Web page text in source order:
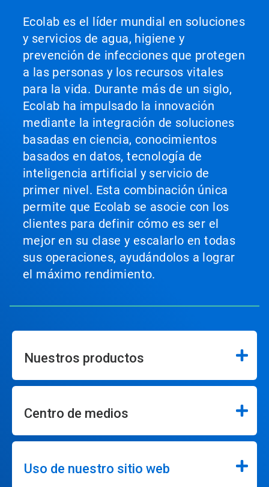
Ecolab es el líder mundial en soluciones
y servicios de agua, higiene y
prevención de infecciones que protegen
a las personas y los recursos vitales
para la vida. Durante más de un siglo,
Ecolab ha impulsado la innovación
mediante la integración de soluciones
basadas en ciencia, conocimientos
basados en datos, tecnología de
inteligencia artificial y servicio de
primer nivel. Esta combinación única
permite que Ecolab se asocie con los
clientes para definir cómo es ser el
mejor en su clase y escalarlo en todas
sus operaciones, ayudándolos a lograr
el máximo rendimiento.
Nuestros productos
Centro de medios
Uso de nuestro sitio web